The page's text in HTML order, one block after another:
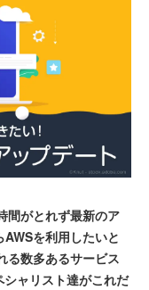
間がとれず最新のア
を利用したいと
る数多あるサービス
ャリスト達がこれだ